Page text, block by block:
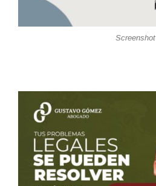
Screenshot